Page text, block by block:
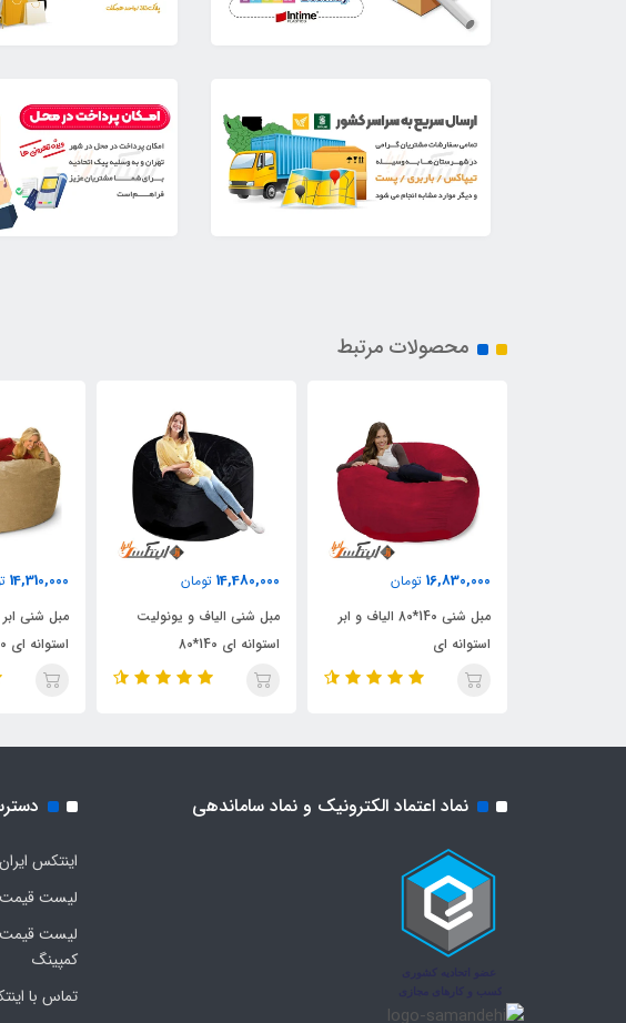
محصولات مرتبط
16,830,000 تومان
مبل شنی 140*80 الیاف و ابر
استوانه ای
14,480,000 تومان
مبل شنی الیاف و یونولیت
استوانه ای 140*80
14,310,000
مبل شنی
استوانه ای 140*80
نماد اعتماد الکترونیک و نماد ساماندهی
اینتکس ایران
لیست
لیست قیمت
کمپینگ
تماس با